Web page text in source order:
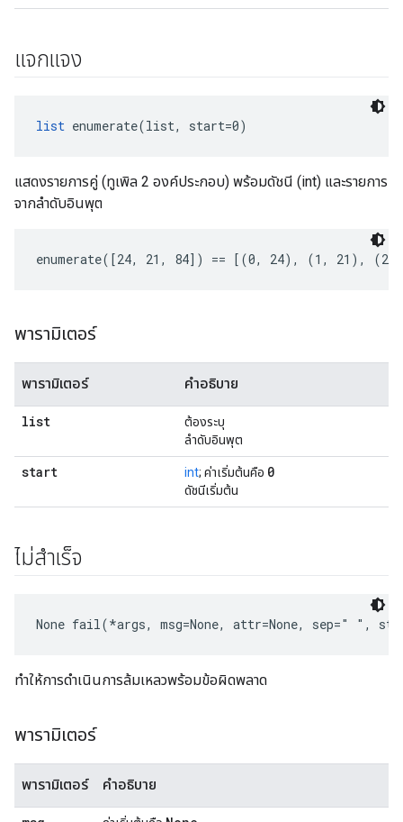
แจกแจง
list enumerate(list, start=0)
แสดงรายการคู่ (ทูเพิล 2 องค์ประกอบ) พร้อมดัชนี (int) และรายการ
จากลำดับอินพุต
enumerate([24, 21, 84]) == [(0, 24), (1, 21), (2,
พารามิเตอร์
พารามิเตอร์ คำอธิบาย
list
ต้องระบุ
ลำดับอินพุต
start int; ค่าเริ่มต้นคือ 0
ดัชนีเริ่มต้น
ไม่สำเร็จ
None fail(*args, msg=None, attr=None, sep=" ",
ทำให้การดำเนินการล้มเหลวพร้อมข้อผิดพลาด
พารามิเตอร์
พารามิเตอร์ คำอธิบาย